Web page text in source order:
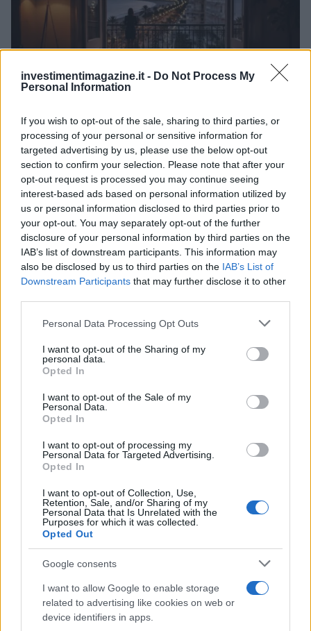
investimentimagazine.it - Do Not Process My
Personal Information
If you wish to opt-out of the sale, sharing to third parties, or
processing of your personal or sensitive information for
targeted advertising by us, please use the below opt-out
section to confirm your selection. Please note that after your
opt-out request is processed you may continue seeing
interest-based ads based on personal information utilized by
us or personal information disclosed to third parties prior to
your opt-out. You may separately opt-out of the further
disclosure of your personal information by third parties on the
IAB’s list of downstream participants. This information may
also be disclosed by us to third parties on the IAB’s List of
Downstream Participants that may further disclose it to other
Please note that this website/app uses one or more Google
not limited to your visit or usage behaviour. You may click to
grant or deny consent to Google and its third-party tags to
use your data for below specified purposes in below Google
consent section.
Personal Data Processing Opt Outs
I want to opt-out of the Sharing of my
personal data.
Opted In
I want to opt-out of the Sale of my
Personal Data.
Opted In
I want to opt-out of processing my
Personal Data for Targeted Advertising.
Opted In
I want to opt-out of Collection, Use,
Retention, Sale, and/or Sharing of my
Personal Data that Is Unrelated with the
Purposes for which it was collected.
Opted Out
Google consents
I want to allow Google to enable storage
related to advertising like cookies on web or
device identifiers in apps.
Investimenti immobiliari a Valencia: opportunità e vantaggi
con Globexs Group
Niccolò Conforti · 6 Ago 2026
INVESTIMENTI
europeo
Francesca Spadaro · 6 Ago 2026
INVESTIMENTI